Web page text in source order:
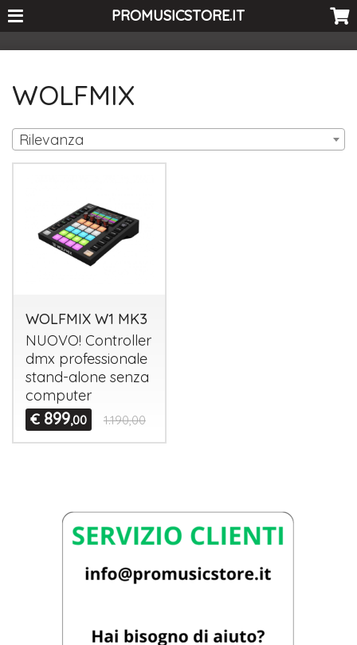
<-- Curio's GSC -->PROMUSICSTORE.IT
WOLFMIX
Rilevanza
WOLFMIX W1 MK3
NUOVO! Controller
dmx professionale
stand-alone senza
computer
€ 899,00 1.190,00